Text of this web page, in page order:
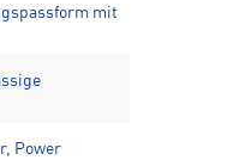
mit
Power